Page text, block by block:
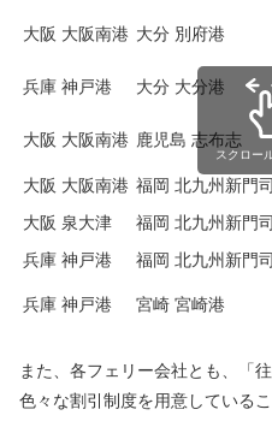
大阪 大阪南港 大分 別府港
兵庫 神戸港 大分 大分港
大阪 大阪南港 鹿児島 志布志
大阪 大阪南港 福岡 北九州新門司
大阪 泉大津 福岡 北九州新門司
兵庫 神戸港 福岡 北九州新門司
兵庫 神戸港 宮崎 宮崎港
スクロー
また、各フェリー会社とも、「
色々な割引制度を用意しているこ